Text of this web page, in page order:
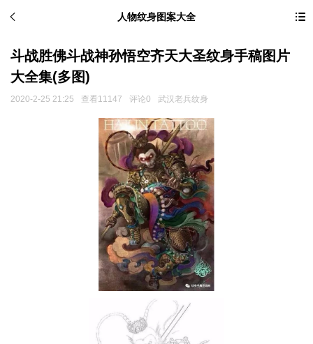
人物纹身图案大全
斗战胜佛斗战神孙悟空齐天大圣纹身手稿图片
大全集(多图)
2020-2-25 21:25 查看11147 评论0 武汉老兵纹身